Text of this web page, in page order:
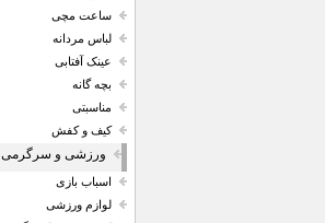
ساعت مچی
لباس مردانه
عینک آفتابی
بچه گانه
مناسبتی
کیف و کفش
ورزشی و سرگرمی
اسباب بازی
لوازم ورزشی